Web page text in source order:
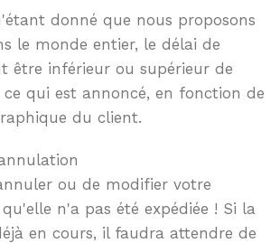
donné que nous proposons
le monde entier, le délai de
être inférieur ou supérieur de
qui est annoncé, en fonction de
du client.
ou de modifier votre
n'a pas été expédiée ! Si la
en cours, il faudra attendre de